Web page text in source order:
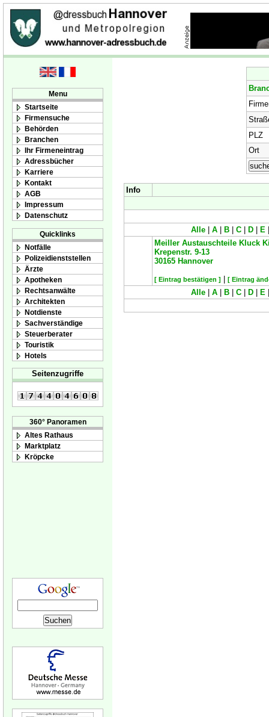
Menu
Startseite
Firmensuche
Behörden
Branchen
Ihr Firmeneintrag
Adressbücher
Karriere
Kontakt
AGB
Impressum
Datenschutz
Quicklinks
Notfälle
Polizeidienststellen
Ärzte
Apotheken
Rechtsanwälte
Architekten
Notdienste
Sachverständige
Steuerberater
Touristik
Hotels
Seitenzugriffe
360° Panoramen
Altes Rathaus
Marktplatz
Kröpcke
PLZ
Ort
Info
Alle A B C D E
Meiller Austauschteile Kluck
Krepenstr. 9-13
30165 Hannover
[ Eintrag bestätigen ] [ Eintrag
Alle A B C D E